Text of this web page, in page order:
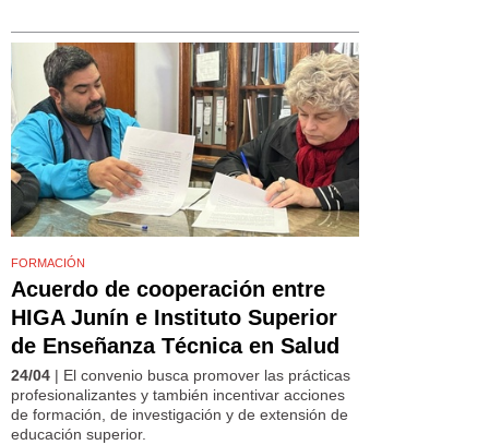
FORMACIÓN
Acuerdo de cooperación entre
HIGA Junín e Instituto Superior
de Enseñanza Técnica en Salud
24/04 | El convenio busca promover las prácticas
profesionalizantes y también incentivar acciones
de formación, de investigación y de extensión de
educación superior.